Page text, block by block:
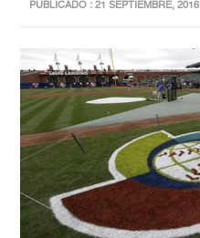
PUBLICADO : 21 SEPTIEMBRE, 2016